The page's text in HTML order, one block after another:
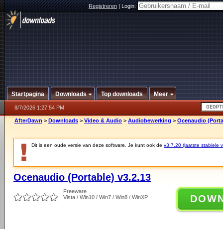
Registreren|Login:
Startpagina Downloads Top downloads Meer
8/7/2026 1:27:54 PM
AfterDawn > Downloads > Video & Audio > Audiobewerking > Ocenaudio
Dit is een oude versie van deze software. Je kunt ook de v3.7.20 (laatste stabiele
Ocenaudio (Portable) v3.2.13
Freeware
Vista / Win10 / Win7 / Win8 / WinXP